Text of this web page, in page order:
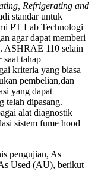
Refrigerating and
standar untuk
PT Lab Technologi
agar dapat memberi
ASHRAE 110 selain
saat tahap
kriteria yang biasa
pembelian,dan
yang dapat
telah dipasang.
alat diagnostik
sistem fume hood
pengujian, As
Used (AU), berikut